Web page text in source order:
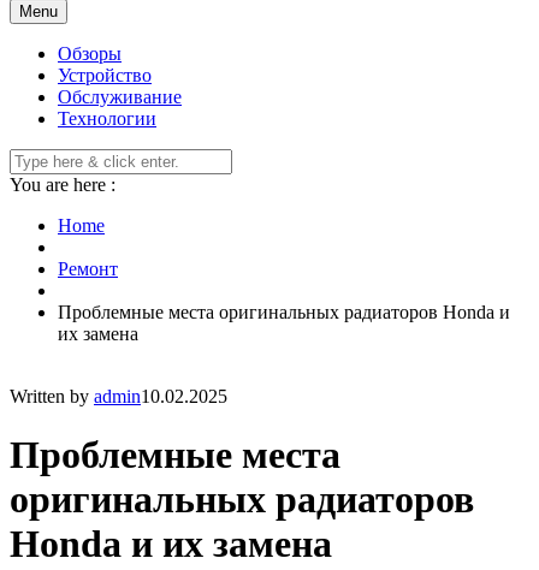
Menu
Обзоры
Устройство
Обслуживание
Технологии
You are here :
Home
Ремонт
Проблемные места оригинальных радиаторов Honda и
их замена
Written by admin10.02.2025
Проблемные места
оригинальных радиаторов
Honda и их замена